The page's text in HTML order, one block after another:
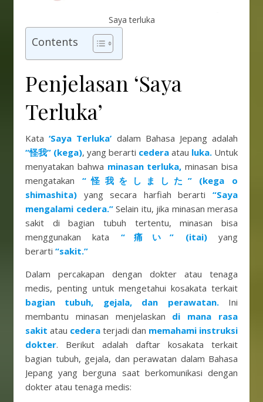
Saya terluka
Contents
Penjelasan ‘Saya
Terluka’
Kata ‘Saya Terluka’ dalam Bahasa Jepang adalah
“怪我” (kega), yang berarti cedera atau luka. Untuk
menyatakan bahwa minasan terluka, minasan bisa
mengatakan
“怪我をしました” (kega o
shimashita) yang secara harfiah berarti
“Saya
mengalami cedera.”Selain itu, jika minasan merasa
sakit di bagian tubuh tertentu, minasan bisa
menggunakan kata
“痛い” (itai)yang
berarti “sakit.”
Dalam percakapan dengan dokter atau tenaga
medis, penting untuk mengetahui kosakata terkait
bagian tubuh, gejala, dan perawatan.Ini
membantu minasan menjelaskan di mana rasa
sakit atau cedera terjadi dan memahami instruksi
dokter. Berikut adalah daftar kosakata terkait
bagian tubuh, gejala, dan perawatan dalam Bahasa
Jepang yang berguna saat berkomunikasi dengan
dokter atau tenaga medis: